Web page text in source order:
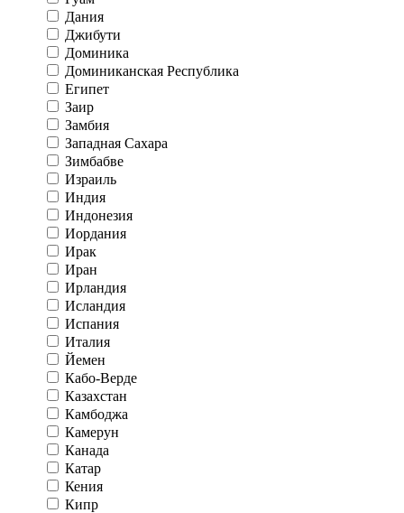
Дания
Джибути
Доминика
Доминиканская Республика
Египет
Заир
Замбия
Западная Сахара
Зимбабве
Израиль
Индия
Индонезия
Иордания
Ирак
Иран
Ирландия
Исландия
Испания
Италия
Йемен
Кабо-Верде
Казахстан
Камбоджа
Камерун
Канада
Катар
Кения
Кипр